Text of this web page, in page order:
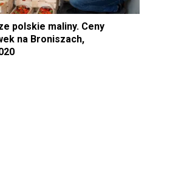
polskie maliny. Ceny
na Broniszach,